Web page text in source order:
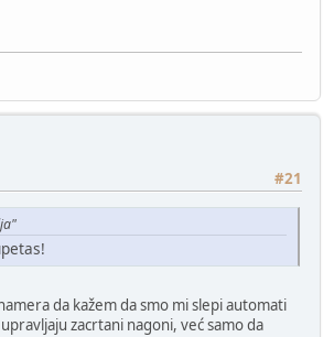
#21
da kažem da smo mi slepi automati
zacrtani nagoni, već samo da